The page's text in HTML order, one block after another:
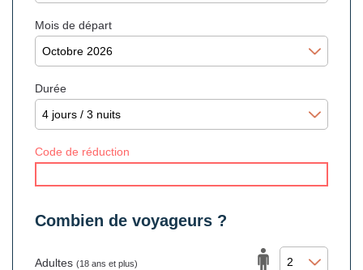
Mois de départ
Durée
Code de réduction
Combien de voyageurs ?
Adultes (18 ans et plus)